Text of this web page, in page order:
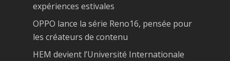
expériences estivales
OPPO lance la série Reno16, pensée pour
les créateurs de contenu
HEM devient l’Université Internationale